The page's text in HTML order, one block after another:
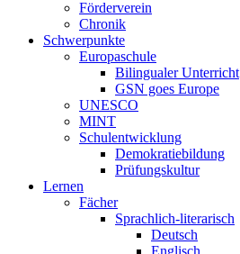
Förderverein
Chronik
Schwerpunkte
Europaschule
Bilingualer Unterricht
GSN goes Europe
UNESCO
MINT
Schulentwicklung
Demokratiebildung
Prüfungskultur
Lernen
Fächer
Sprachlich-literarisch
Deutsch
Englisch